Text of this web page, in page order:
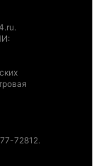
.
72812.